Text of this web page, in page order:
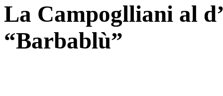
La Campoglliani al
“Barbablù”